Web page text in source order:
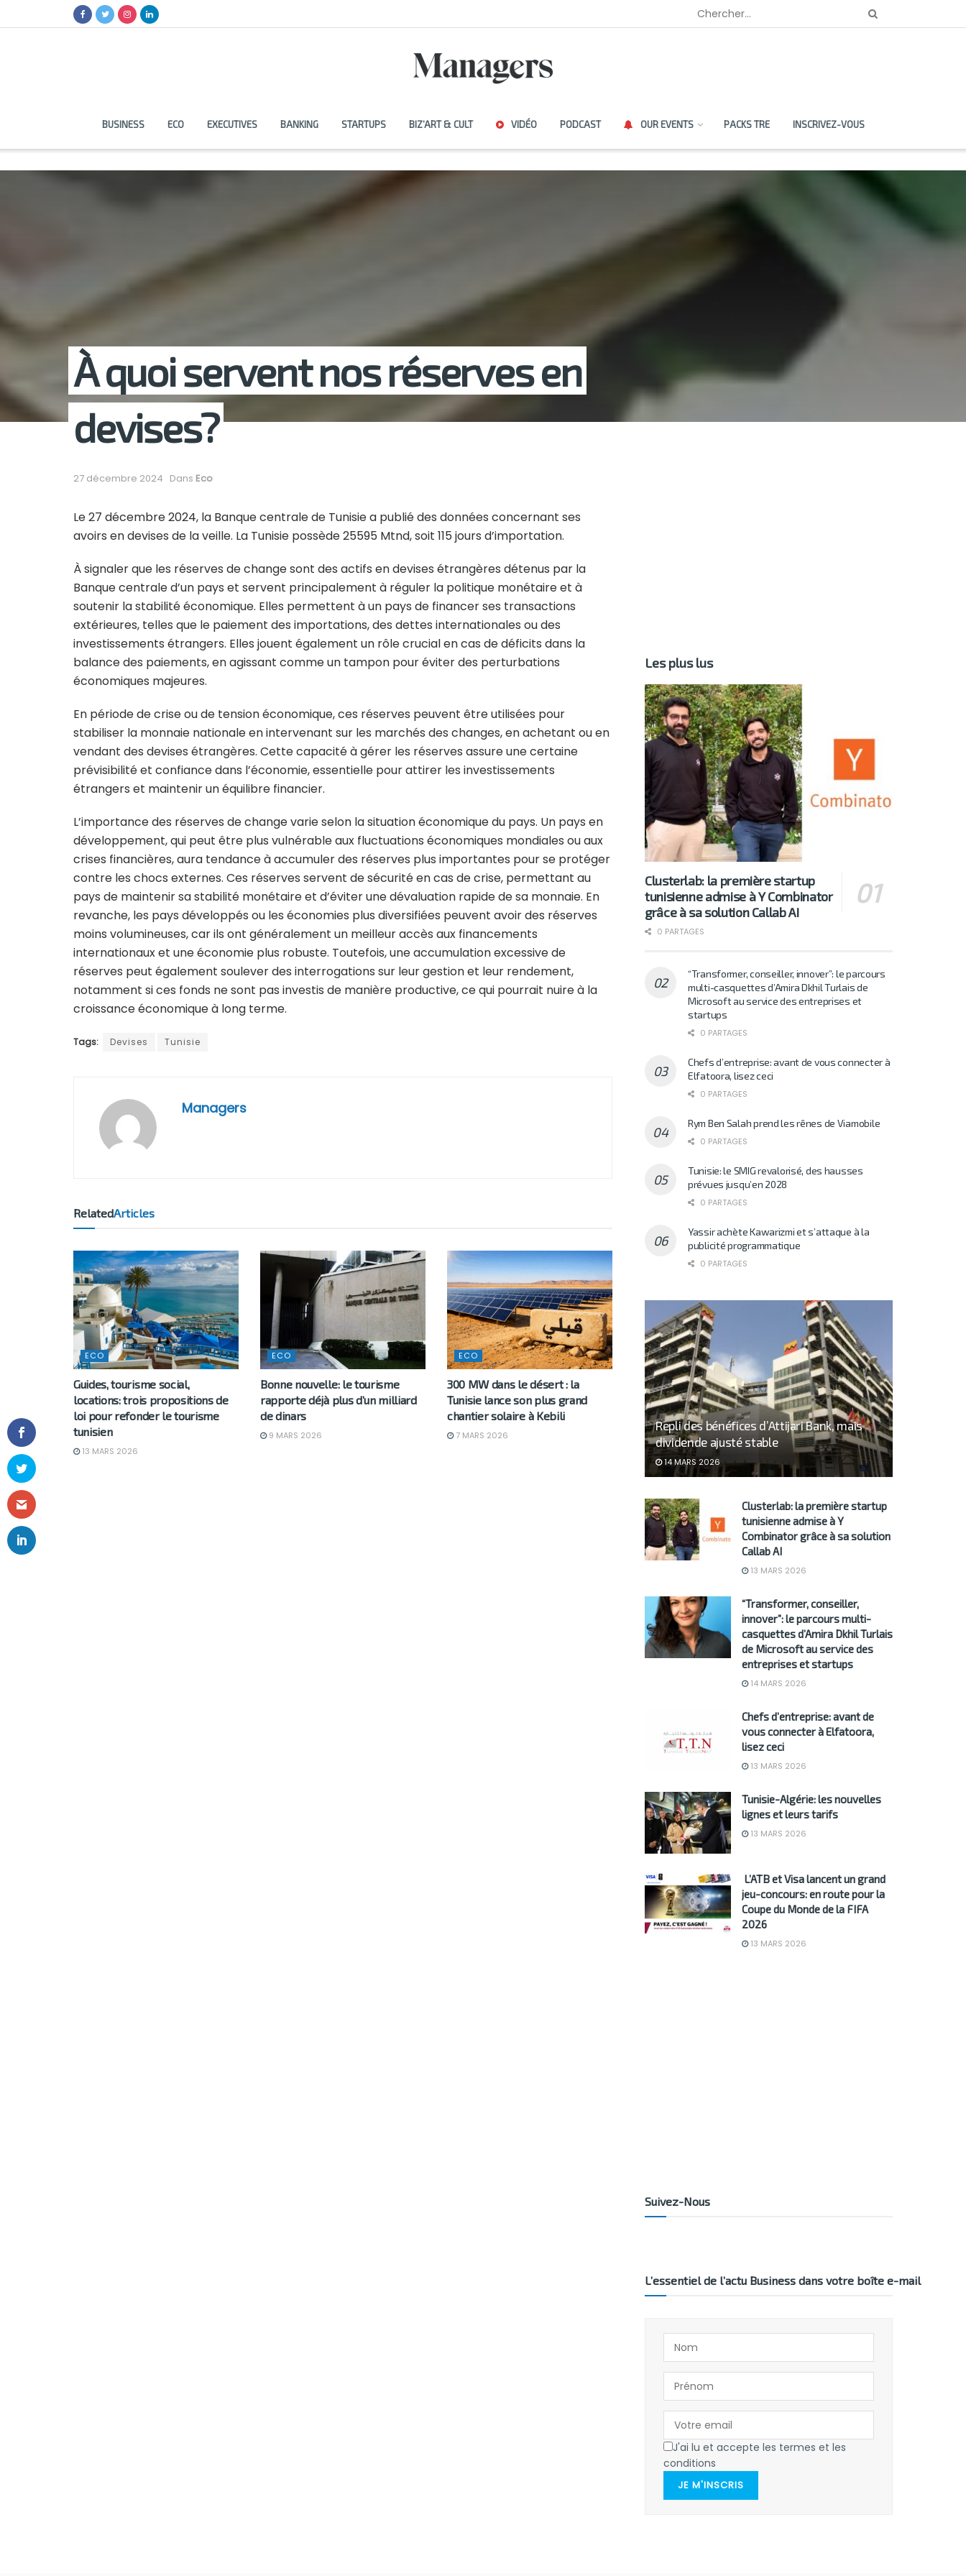
BUSINESS ECO EXECUTIVES BANKING STARTUPS BIZ’ART & CULT VIDÉO PODCAST OUR EVENTS PACKS TRE INSCRIVEZ-VOUS
À quoi servent nos réserves en
devises?
27 décembre 2024 Dans Eco
Le 27 décembre 2024, la Banque centrale de Tunisie a publié des données concernant ses
avoirs en devises de la veille. La Tunisie possède 25595 Mtnd, soit 115 jours d’importation.
Àsignaler que les réserves de change sont des actifs en devises étrangères détenus par la
Banque centrale d’un pays et servent principalement à réguler la politique monétaire et à
soutenir la stabilité économique. Elles permettent à un pays de financer ses transactions
extérieures, telles que le paiement des importations, des dettes internationales ou des
investissements étrangers. Elles jouent également un rôle crucial en cas de déficits dans la
balance des paiements, en agissant comme un tampon pour éviter des perturbations
économiques majeures.
En période de crise ou de tension économique, ces réserves peuvent être utilisées pour
stabiliser la monnaie nationale en intervenant sur les marchés des changes, en achetant ou en
vendant des devises étrangères. Cette capacité à gérer les réserves assure une certaine
prévisibilité et confiance dans l’économie, essentielle pour attirer les investissements
étrangers et maintenir un équilibre financier.
L’importance des réserves de change varie selon la situation économique du pays. Un pays en
développement, qui peut être plus vulnérable aux fluctuations économiques mondiales ou aux
crises financières, aura tendance à accumuler des réserves plus importantes pour se protéger
contre les chocs externes. Ces réserves servent de sécurité en cas de crise, permettant au
pays de maintenir sa stabilité monétaire et d’éviter une dévaluation rapide de sa monnaie. En
revanche, les pays développés ou les économies plus diversifiées peuvent avoir des réserves
moins volumineuses, car ils ont généralement un meilleur accès aux financements
internationaux et une économie plus robuste. Toutefois, une accumulation excessive de
réserves peut également soulever des interrogations sur leur gestion et leur rendement,
notamment si ces fonds ne sont pas investis de manière productive, ce qui pourrait nuire à la
croissance économique à long terme.
Tags: Devises Tunisie
Managers
RelatedArticles
ECO
Guides, tourisme social,
locations: trois propositions de
loi pour refonder le tourisme
tunisien
13 MARS 2026
ECO
Bonne nouvelle: le tourisme
rapporte déjà plus d’un milliard
de dinars
9 MARS 2026
ECO
300 MW dans le désert : la
Tunisie lance son plus grand
chantier solaire à Kebili
7 MARS 2026
Les plus lus
Clusterlab: la première startup
tunisienne admise à Y Combinator
grâce à sa solution Callab AI
0 PARTAGES
“Transformer, conseiller, innover”: le parcours
multi-casquettes d’Amira Dkhil Turlais de
Microsoft au service des entreprises et
startups
0 PARTAGES
Chefs d’entreprise: avant de vous connecter à
Elfatoora, lisez ceci
0 PARTAGES
Rym Ben Salah prend les rênes de Viamobile
0 PARTAGES
Tunisie: le SMIG revalorisé, des hausses
prévues jusqu’en 2028
0 PARTAGES
Yassir achète Kawarizmi et s’attaque à la
publicité programmatique
0 PARTAGES
Repli des bénéfices d’Attijari Bank, mais
dividende ajusté stable
14 MARS 2026
Clusterlab: la première startup
tunisienne admise à Y
Combinator grâce à sa solution
Callab AI
13 MARS 2026
“Transformer, conseiller,
innover”: le parcours multi-
casquettes d’Amira Dkhil Turlais
de Microsoft au service des
entreprises et startups
14 MARS 2026
Chefs d’entreprise: avant de
vous connecter à Elfatoora,
lisez ceci
13 MARS 2026
Tunisie-Algérie: les nouvelles
lignes et leurs tarifs
13 MARS 2026
L’ATB et Visa lancent un grand
jeu-concours: en route pour la
Coupe du Monde de la FIFA
2026
13 MARS 2026
Suivez-Nous
L’essentiel de l’actu Business dans votre boîte e-mail
J'ai lu et accepte les termes et les
conditions
JE M'INSCRIS